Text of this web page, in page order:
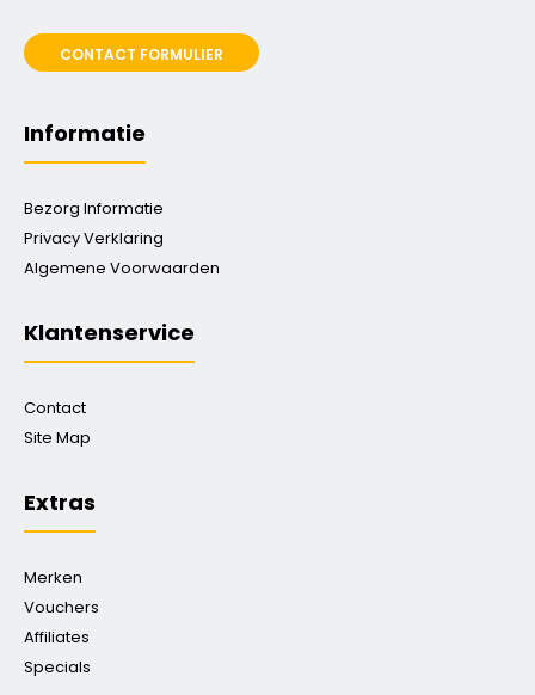
CONTACT FORMULIER
Informatie
Bezorg Informatie
Privacy Verklaring
Algemene Voorwaarden
Klantenservice
Contact
Site Map
Extras
Merken
Vouchers
Affiliates
Specials